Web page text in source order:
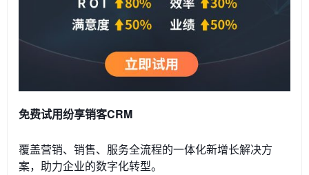
免费试用纷享销客CRM
覆盖营销、销售、服务全流程的一体化新增长解决方
案，助力企业的数字化转型。